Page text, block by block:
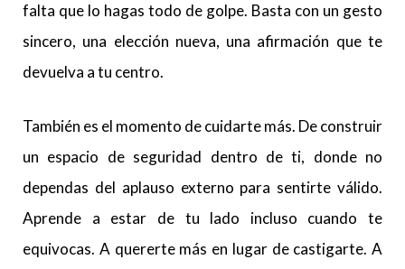
falta que lo hagas todo de golpe. Basta con un gesto
sincero, una elección nueva, una afirmación que te
devuelva a tu centro.
También es el momento de cuidarte más. De construir
un espacio de seguridad dentro de ti, donde no
dependas del aplauso externo para sentirte válido.
Aprende a estar de tu lado incluso cuando te
equivocas. A quererte más en lugar de castigarte. A